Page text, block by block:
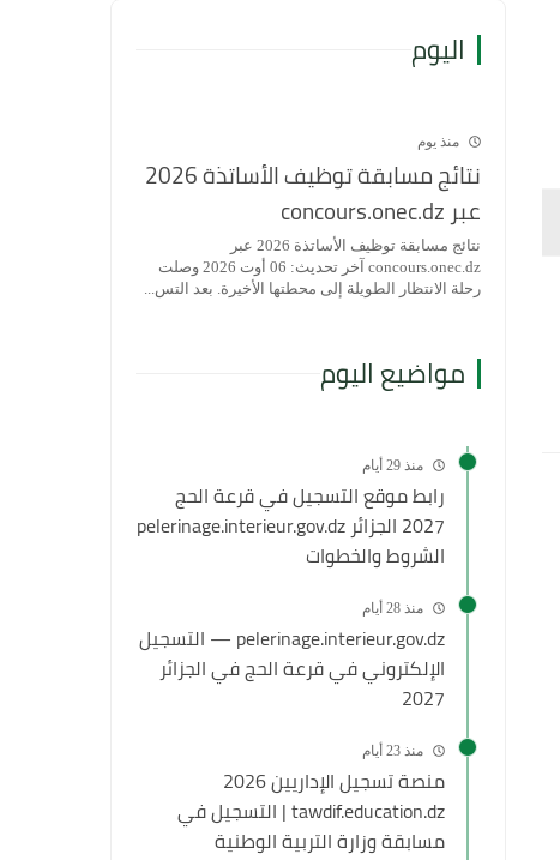
اليوم
منذ يوم
نتائج مسابقة توظيف الأساتذة 2026
عبر concours.onec.dz
نتائج مسابقة توظيف الأساتذة 2026 عبر
concours.onec.dz آخر تحديث: 06 أوت 2026 وصلت
رحلة الانتظار الطويلة إلى محطتها الأخيرة. بعد التس...
مواضيع اليوم
منذ 29 أيام
رابط موقع التسجيل في قرعة الحج
2027 الجزائر pelerinage.interieur.gov.dz
الشروط والخطوات
منذ 28 أيام
pelerinage.interieur.gov.dz — التسجيل
الإلكتروني في قرعة الحج في الجزائر
2027
منذ 23 أيام
منصة تسجيل الإداريين 2026
tawdif.education.dz | التسجيل في
مسابقة وزارة التربية الوطنية